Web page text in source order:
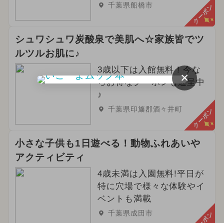
千葉県船橋市 クーポン
シュワシュワ炭酸泉で美肌へ☆家族皆でツ
ルツルお肌に♪
3歳以下は入館無料！今な
らお得なクーポンも進呈中
♪
千葉県印旛郡酒々井町 クーポン
小さな子供も1日遊べる！動物ふれあいや
アクティビティ
4歳未満は入園無料!平日が
特に穴場で様々な体験やイ
ベントも満載
千葉県成田市
×